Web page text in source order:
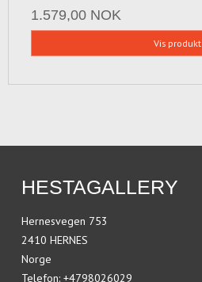
1.579,00 NOK
Vis produkt
HESTAGALLERY
Hernesvegen 753
2410 HERNES
Norge
Telefon: +4798026029